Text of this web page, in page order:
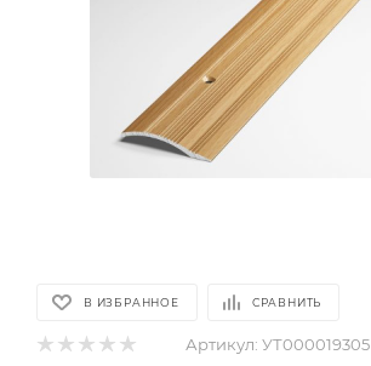
В ИЗБРАННОЕ СРАВНИТЬ
Артикул: УТ000019305